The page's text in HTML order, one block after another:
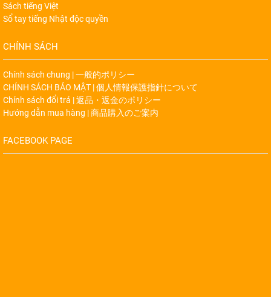
Sách tiếng Việt
Sổ tay tiếng Nhật độc quyền
CHÍNH SÁCH
Chính sách chung | 一般的ポリシー
CHÍNH SÁCH BẢO MẬT | 個人情報保護指針について
Chính sách đổi trả | 返品・返金のポリシー
Hướng dẫn mua hàng | 商品購入のご案内
FACEBOOK PAGE